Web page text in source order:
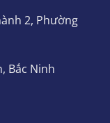
2, Phường
Bắc Ninh